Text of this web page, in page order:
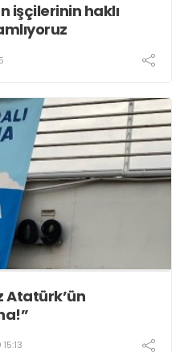
işçilerinin haklı
Atatürk’ün
15:13